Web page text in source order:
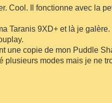
Cool. Il fonctionne avec la
Taranis 9XD+ et là je galère.
une copie de mon Puddle
plusieurs modes mais je ne